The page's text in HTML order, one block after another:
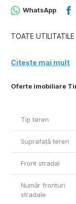
Oferte imobiliare
WhatsApp
TOATE
Citește mai mult
Tip teren
Suprafață teren
Front stradal
Număr fronturi
stradale